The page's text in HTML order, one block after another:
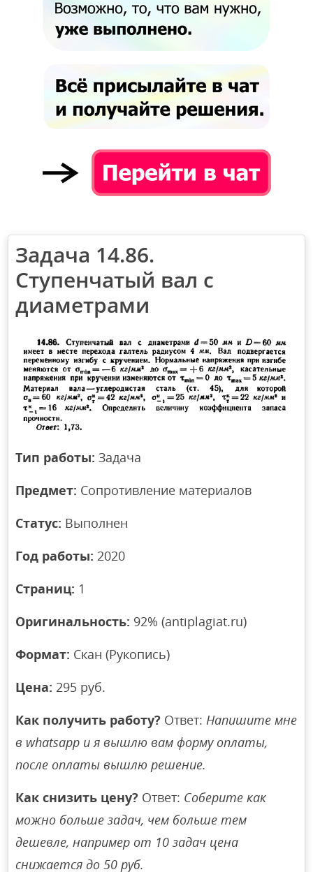
Задача 14.86.
Ступенчатый вал с
диаметрами
Тип работы: Задача
Предмет: Сопротивление материалов
Статус: Выполнен
Год работы: 2020
Страниц: 1
Оригинальность: 92% (antiplagiat.ru)
Формат: Скан (Рукопись)
Цена: 295 руб.
Как получить работу? Ответ: Напишите мне
в whatsapp и я вышлю вам форму оплаты,
после оплаты вышлю решение.
Как снизить цену? Ответ: Соберите как
можно больше задач, чем больше тем
дешевле, например от 10 задач цена
снижается до 50 руб.